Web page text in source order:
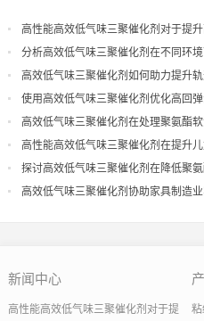
高性能高效低气味三聚催化剂对于提
分析高效低气味三聚催化剂在不同环
现
高效低气味三聚催化剂如何助力提升
量
使用高效低气味三聚催化剂优化高回
高效低气味三聚催化剂在处理聚氨酯
导
高性能高效低气味三聚催化剂在提升
探讨高效低气味三聚催化剂在降低聚
果
高效低气味三聚催化剂协助家具制造
新闻中心
高性能高效低气味三聚催化剂对于提